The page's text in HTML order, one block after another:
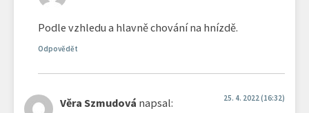
Podle vzhledu a hlavně chování na hnízdě.
Odpovědět
Věra Szmudová napsal: 25. 4. 2022 (16:32)